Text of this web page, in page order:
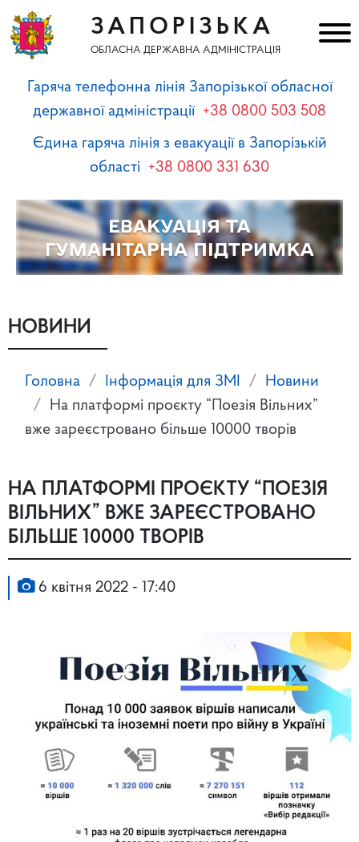
ЗАПОРІЗЬКА
ОБЛАСНА ДЕРЖАВНА АДМІНІСТРАЦІЯ
Гаряча телефонна лінія Запорізької обласної
державної адміністрації +38 0800 503 508
Єдина гаряча лінія з евакуації в Запорізькій
області +38 0800 331 630
НОВИНИ
Головна Інформація для ЗМІ
Новини
На платформі проєкту “Поезія Вільних”
вже зареєстровано більше 10000 творів
НА ПЛАТФОРМІ ПРОЄКТУ “ПОЕЗІЯ
ВІЛЬНИХ” ВЖЕ ЗАРЕЄСТРОВАНО
БІЛЬШЕ 10000 ТВОРІВ
6 квітня 2022 - 17:40